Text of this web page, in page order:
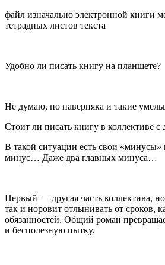
файл изначально электронной книги
тетрадных листов текста
Удобно ли писать книгу на планшете?
Не думаю, но наверняка и такие
Стоит ли писать книгу в коллективе с
В такой ситуации есть свои
минус… Даже два главных минуса…
Первый — другая часть коллектива,
так и норовит отлынивать от сроков,
обязанностей. Общий роман
и бесполезную пытку.